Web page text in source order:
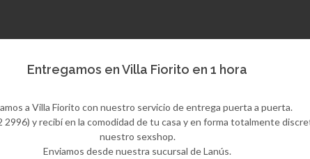
Entregamos en Villa Fiorito en 1 hora
a Villa Fiorito con nuestro servicio de entrega puerta a puerta.
y recibí en la comodidad de tu casa y en forma totalmente
nuestro sexshop.
Enviamos desde nuestra sucursal de Lanús.